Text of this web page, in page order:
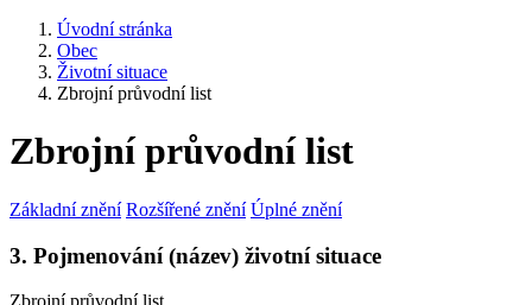
Úvodní stránka
Obec
Životní situace
Zbrojní průvodní list
Zbrojní průvodní list
Základní znění Rozšířené znění Úplné znění
3. Pojmenování (název) životní situace